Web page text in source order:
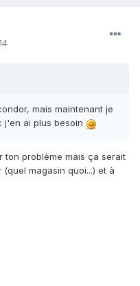
mais maintenant je
j'en ai plus besoin
ton problème mais ça serait
magasin quoi...) et à